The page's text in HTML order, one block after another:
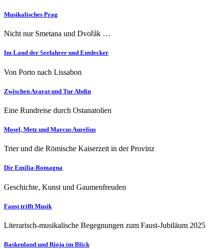
Musikalisches Prag
Nicht nur Smetana und Dvořák …
Im Land der Seefahrer und Entdecker
Von Porto nach Lissabon
Zwischen Ararat und Tur Abdin
Eine Rundreise durch Ostanatolien
Mosel, Metz und Marcus Aurelius
Trier und die Römische Kaiserzeit in der Provinz
Die Emilia-Romagna
Geschichte, Kunst und Gaumenfreuden
Faust trifft Musik
Literarisch-musikalische Begegnungen zum Faust-Jubiläum 2025
Baskenland und Rioja im Blick